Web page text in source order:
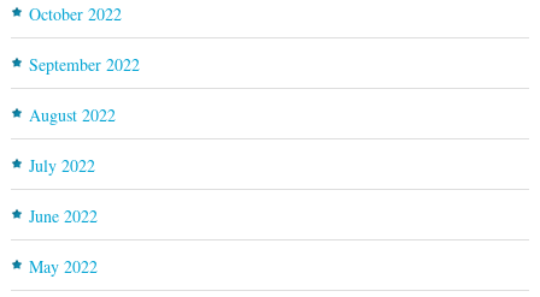
October 2022
September 2022
August 2022
July 2022
June 2022
May 2022